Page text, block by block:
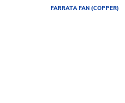
FARRATA FAN (COPPER)